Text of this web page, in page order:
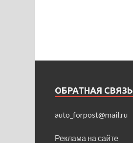
ОБРАТНАЯ СВЯЗЬ
auto_forpost@mail.ru
Реклама на сайте